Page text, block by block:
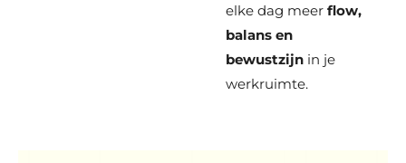
elke dag meer flow,
balans en
bewustzijn in je
werkruimte.